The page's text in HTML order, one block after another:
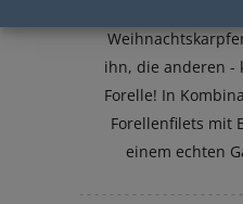
ihn, die anderen -
Forelle! In
Forellenfilets mit
einem echten